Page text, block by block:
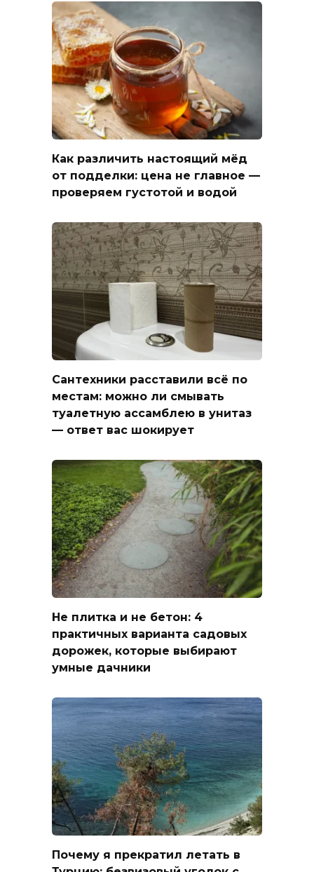
Как различить настоящий мёд
от подделки: цена не главное —
проверяем густотой и водой
Сантехники расставили всё по
местам: можно ли смывать
туалетную ассамблею в унитаз
— ответ вас шокирует
Не плитка и не бетон: 4
практичных варианта садовых
дорожек, которые выбирают
умные дачники
Почему я прекратил летать в